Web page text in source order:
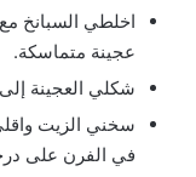
اخلطي السبانخ
عجينة متماسكة.
شكلي العجينة
سخني الزيت
في الفرن على درجة حرارة 180